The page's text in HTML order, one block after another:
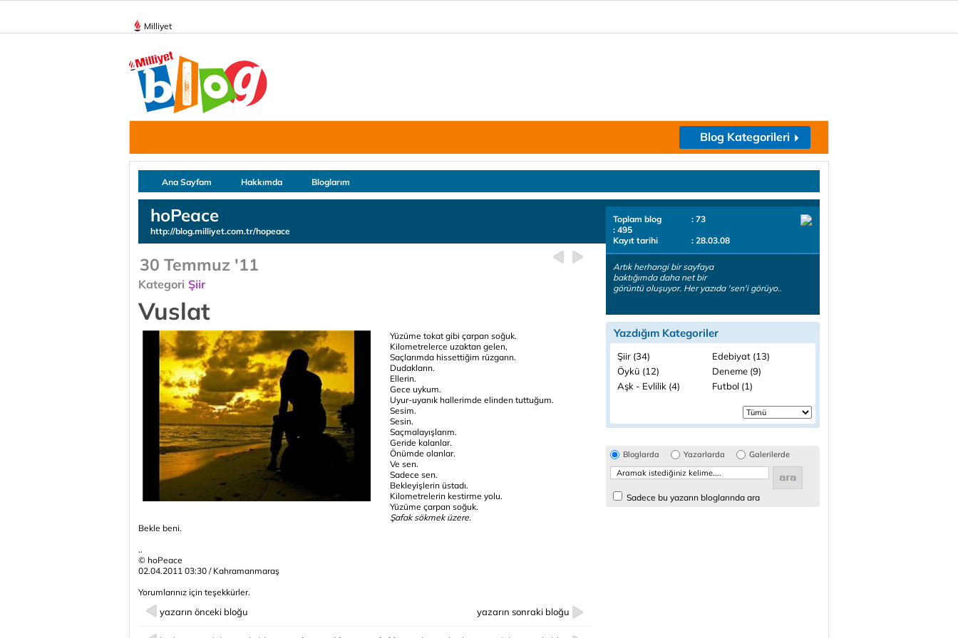
Milliyet
Blog Kategorileri
Ana Sayfam Hakkımda Bloglarım
hoPeace
http://blog.milliyet.com.tr/hopeace
30 Temmuz '11
Kategori Şiir
Vuslat
Yüzüme tokat gibi çarpan soğuk.
Kilometrelerce uzaktan gelen,
Saçlarımda hissettiğim rüzgarın.
Dudakların.
Ellerin.
Gece uykum.
Uyur-uyanık hallerimde elinden tuttuğum.
Sesim.
Sesin.
Saçmalayışlarım.
Geride kalanlar.
Önümde olanlar.
Ve sen.
Sadece sen.
Bekleyişlerin üstadı.
Kilometrelerin kestirme yolu.
Yüzüme çarpan soğuk.
Şafak sökmek üzere.
Bekle beni.
..
© hoPeace
02.04.2011 03:30 / Kahramanmaraş
Yorumlarınız için teşekkürler.
yazarın önceki bloğu yazarın sonraki bloğu
Toplam blog
: 73
: 495
Kayıt tarihi
: 28.03.08
Artık herhangi bir sayfaya
baktığımda daha net bir
görüntü oluşuyor. Her yazıda 'sen'i görüyo..
Yazdığım Kategoriler
Şiir (34)
Edebiyat (13)
Öykü (12)
Deneme (9)
Aşk - Evlilik (4)
Futbol (1)
Bloglarda Yazarlarda Galerilerde
Sadece bu yazarın bloglarında ara